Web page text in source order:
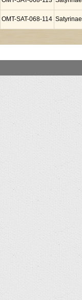
OMT-SAT-068-114 Satyrinae